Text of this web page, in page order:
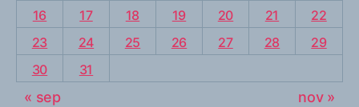
16
17 18 19 20 21
22
23
24 25 26 27 28
29
30
31
« sep nov »